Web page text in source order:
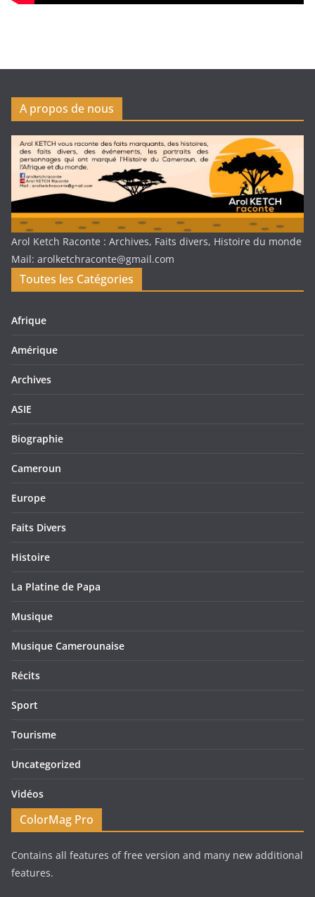
A propos de nous
Arol Ketch Raconte : Archives, Faits divers, Histoire du monde
Mail: arolketchraconte@gmail.com
Toutes les Catégories
Afrique
Amérique
Archives
ASIE
Biographie
Cameroun
Europe
Faits Divers
Histoire
La Platine de Papa
Musique
Musique Camerounaise
Récits
Sport
Tourisme
Uncategorized
Vidéos
ColorMag Pro
Contains all features of free version and many new additional
features.